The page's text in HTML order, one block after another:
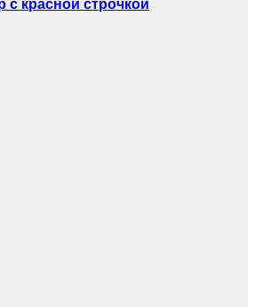
с красной строчкой